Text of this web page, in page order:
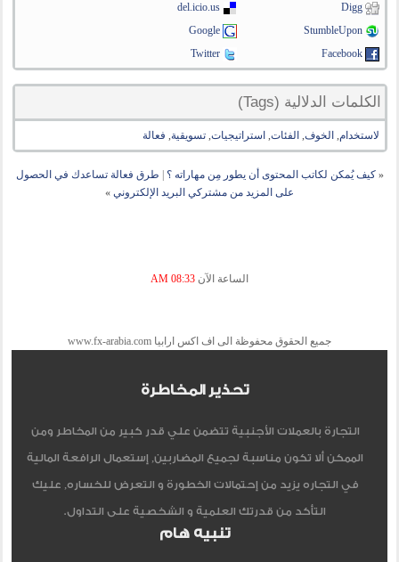
Digg
del.icio.us
StumbleUpon
Google
Facebook
Twitter
الكلمات الدلالية (Tags)
لاستخدام, الخوف, الفئات, استراتيجيات,تسويقية, فعالة
« كيف يُمكن لكاتب المحتوى أن يطور مِن مهاراته ؟
طرق فعالة تساعدك في الحصول
على المزيد من مشتركي البريد الإلكتروني »
الساعة الآن 08:33 AM
جميع الحقوق محفوظة الى اف اكس ارابيا www.fx-arabia.com
تحذير المخاطرة
التجارة بالعملات الأجنبية تتضمن علي قدر كبير من المخاطر ومن
الممكن ألا تكون مناسبة لجميع المضاربين, إستعمال الرافعة المالية
في التجاره يزيد من إحتمالات الخطورة و التعرض للخساره, عليك
التأكد من قدرتك العلمية و الشخصية على التداول.
تنبيه هام